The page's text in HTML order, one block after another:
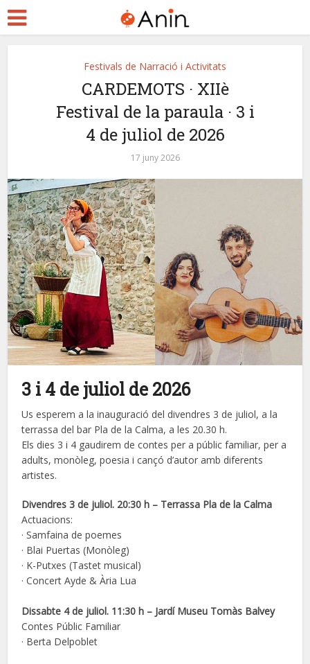
Festivals de Narració i Activitats
CARDEMOTS · XIIè
Festival de la paraula · 3 i
4 de juliol de 2026
17 juny 2026
3 i 4 de juliol de 2026
Us esperem a la inauguració del divendres 3 de juliol, a la
terrassa del bar Pla de la Calma, a les 20.30 h.
Els dies 3 i 4 gaudirem de contes per a públic familiar, per a
adults, monòleg, poesia i cançó d’autor amb diferents
artistes.
Divendres 3 de juliol. 20:30 h – Terrassa Pla de la Calma
Actuacions:
· Samfaina de poemes
· Blai Puertas (Monòleg)
· K-Putxes (Tastet musical)
· Concert Ayde & Ària Lua
Dissabte 4 de juliol. 11:30 h – Jardí Museu Tomàs Balvey
Contes Públic Familiar
· Berta Delpoblet